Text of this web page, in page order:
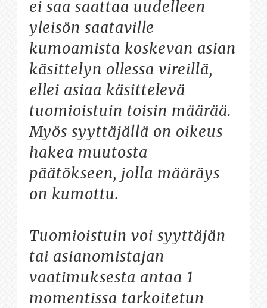
ei saa saattaa uudelleen
yleisön saataville
kumoamista koskevan asian
käsittelyn ollessa vireillä,
ellei asiaa käsittelevä
tuomioistuin toisin määrää.
Myös syyttäjällä on oikeus
hakea muutosta
päätökseen, jolla määräys
on kumottu.
Tuomioistuin voi syyttäjän
tai asianomistajan
vaatimuksesta antaa 1
momentissa tarkoitetun